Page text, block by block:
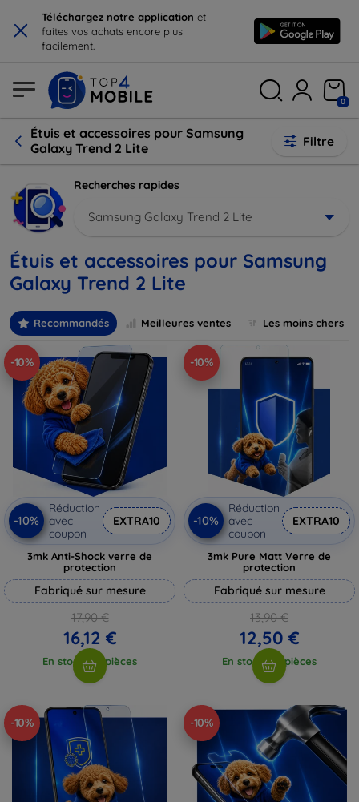
× Téléchargez notre application et
faites vos achats encore plus
facilement.
0
Étuis et accessoires pour Samsung
Galaxy Trend 2 Lite
Filtre
Recherches rapides
Samsung Galaxy Trend 2 Lite
Étuis et accessoires pour Samsung
Galaxy Trend 2 Lite
Recommandés Meilleures ventes Les moins chers
-10%
-10%
Réduction
avec
coupon
EXTRA10
3mk Anti-Shock verre de
protection
Fabriqué sur mesure
17,90 €
16,12 €
En stock > 5 pièces
-10%
-10%
Réduction
avec
coupon
EXTRA10
3mk Pure Matt Verre de
protection
Fabriqué sur mesure
13,90 €
12,50 €
En stock > 5 pièces
-10% -10%